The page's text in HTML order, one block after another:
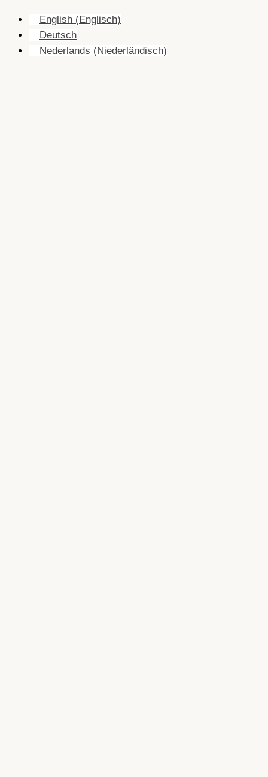
English (Englisch)
Deutsch
Nederlands (Niederländisch)